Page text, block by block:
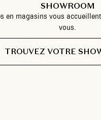
SHOWROOM
en magasins vous
vous.
TROUVEZ VOTRE